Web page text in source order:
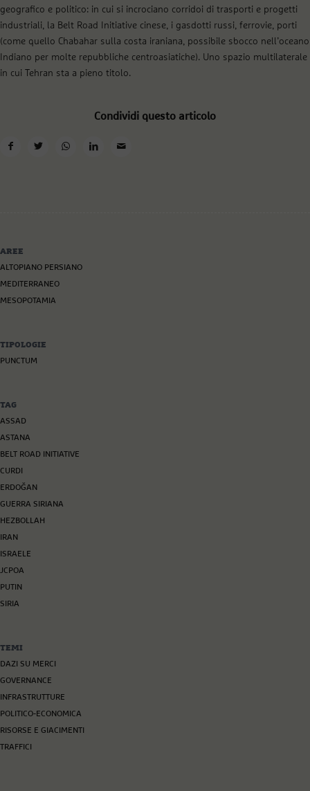
geografico e politico: in cui si incrociano corridoi di trasporti e progetti
industriali, la Belt Road Initiative cinese, i gasdotti russi, ferrovie, porti
(come quello Chabahar sulla costa iraniana, possibile sbocco nell’oceano
Indiano per molte repubbliche centroasiatiche). Uno spazio multilaterale
in cui Tehran sta a pieno titolo.
Condividi questo articolo
AREE
ALTOPIANO PERSIANO
MEDITERRANEO
MESOPOTAMIA
TIPOLOGIE
PUNCTUM
TAG
ASSAD
ASTANA
BELT ROAD INITIATIVE
CURDI
ERDOĞAN
GUERRA SIRIANA
HEZBOLLAH
IRAN
ISRAELE
JCPOA
PUTIN
SIRIA
TEMI
DAZI SU MERCI
GOVERNANCE
INFRASTRUTTURE
POLITICO-ECONOMICA
RISORSE E GIACIMENTI
TRAFFICI